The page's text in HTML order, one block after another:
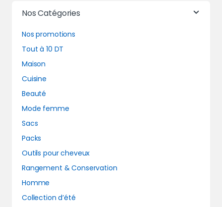
Nos Catégories
Nos promotions
Tout à 10 DT
Maison
Cuisine
Beauté
Mode femme
Sacs
Packs
Outils pour cheveux
Rangement & Conservation
Homme
Collection d’été